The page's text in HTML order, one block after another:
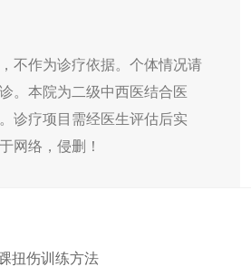
不作为诊疗依据。个体情况请
。本院为二级中西医结合医
诊疗项目需经医生评估后实
网络，侵删！
扭伤训练方法